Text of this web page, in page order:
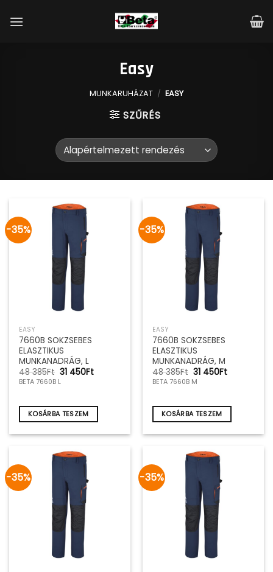
Easy
MUNKARUHÁZAT / EASY
SZŰRÉS
-35%
EASY
7660B SOKZSEBES
ELASZTIKUS
MUNKANADRÁG, L
48 385Ft Original
was:
385Ft.
31 450FtCurrent
450Ft.
BETA 7660B L
KOSÁRBA TESZEM
-35%
EASY
7660B SOKZSEBES
ELASZTIKUS
MUNKANADRÁG, M
48 385Ft Original
price
was:
385Ft.
31 450FtCurrent
450Ft.
BETA 7660B M
KOSÁRBA TESZEM
-35% -35%